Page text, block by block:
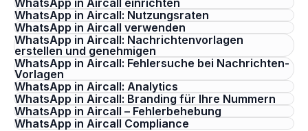
WhatsApp in Aircall einrichten
WhatsApp in Aircall: Nutzungsraten
WhatsApp in Aircall verwenden
WhatsApp in Aircall: Nachrichtenvorlagen
erstellen und genehmigen
WhatsApp in Aircall: Fehlersuche bei Nachrichten-
Vorlagen
WhatsApp in Aircall: Analytics
WhatsApp in Aircall: Branding für Ihre Nummern
WhatsApp in Aircall – Fehlerbehebung
WhatsApp in Aircall Compliance